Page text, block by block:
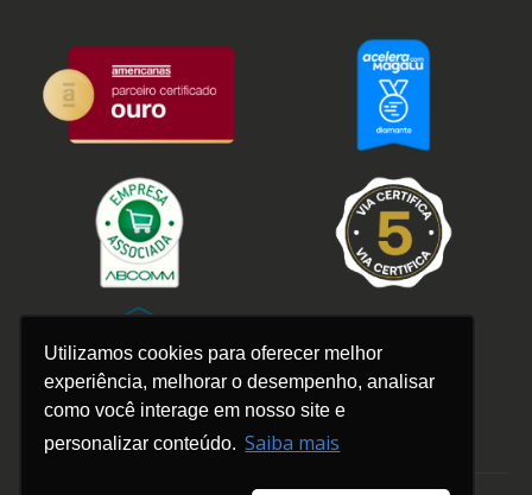
Utilizamos cookies para oferecer melhor
experiência, melhorar o desempenho, analisar
como você interage em nosso site e
personalizar conteúdo. Saiba mais